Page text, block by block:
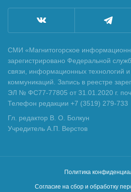
СМИ «Магнитогорское
зарегистрировано Федеральной
связи, информационных технологий
коммуникаций. Запись в реестре
ЭЛ № ФС77-77805 от 31.01.2020 г.
Телефон редакции +7 (3519) 279-733
Гл. редактор В. О. Болкун
Учредитель А.П. Верстов
Политика
Согласие на сбор и обработку